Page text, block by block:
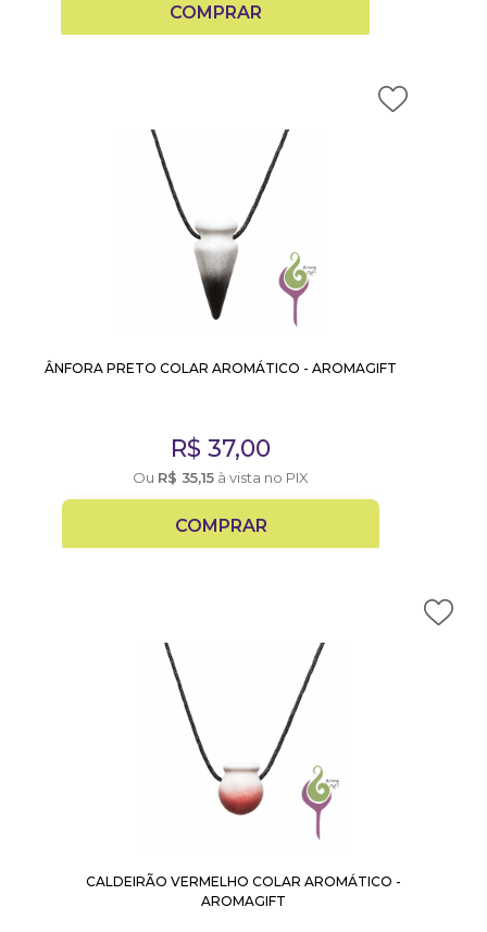
COMPRAR
ÂNFORA PRETO COLAR AROMÁTICO - AROMAGIFT
R$ 37,00
Ou R$ 35,15 à vista no PIX
COMPRAR
CALDEIRÃO VERMELHO COLAR AROMÁTICO -
AROMAGIFT